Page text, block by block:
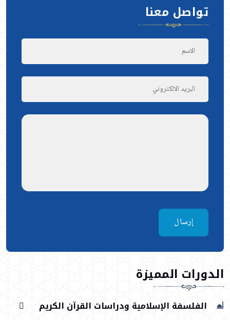
تواصل معنا
إرسال
الدورات المميزة
الفلسفة الإسلامية ودراسات القرآن الكريم